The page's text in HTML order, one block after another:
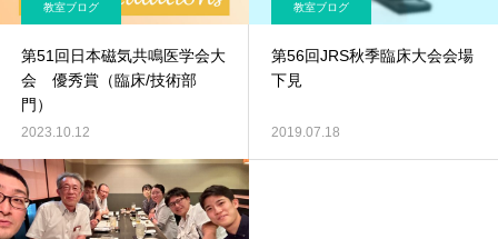
教室ブログ
第51回日本磁気共鳴医学会大
会 優秀賞（臨床/技術部
門）
2023.10.12
教室ブログ
第56回JRS秋季臨床大会会場
下見
2019.07.18